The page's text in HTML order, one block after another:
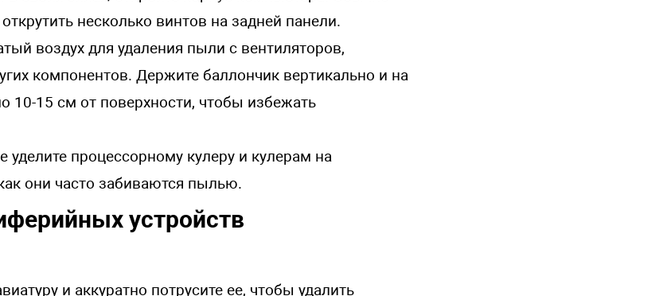
несколько винтов на задней панели.
воздух для удаления пыли с вентиляторов,
компонентов. Держите баллончик вертикально и на
10-15 см от поверхности, чтобы избежать
уделите процессорному кулеру и кулерам на
они часто забиваются пылью.
устройств
и аккуратно потрусите ее, чтобы удалить